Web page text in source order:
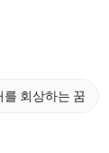
를 회상하는 꿈